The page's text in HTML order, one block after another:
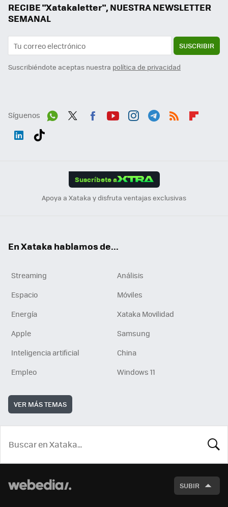
RECIBE "Xatakaletter", NUESTRA NEWSLETTER
SEMANAL
SUSCRIBIR
Suscribiéndote aceptas nuestra política de privacidad
Síguenos
Suscríbete a
Apoya a Xataka y disfruta ventajas exclusivas
En Xataka hablamos de...
Streaming
Análisis
Espacio
Móviles
Energía
Xataka Movilidad
Apple
Samsung
Inteligencia artificial
China
Empleo
Windows 11
VER MÁS TEMAS
SUBIR